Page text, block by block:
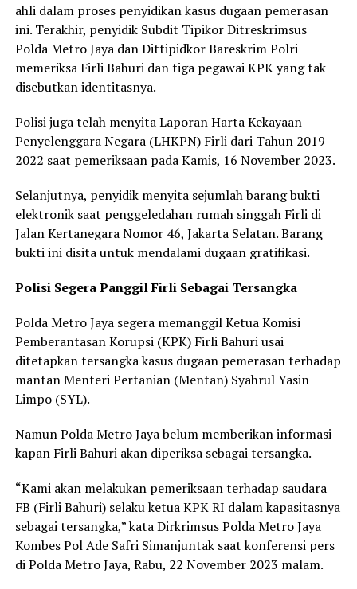
ahli dalam proses penyidikan kasus dugaan pemerasan
ini. Terakhir, penyidik Subdit Tipikor Ditreskrimsus
Polda Metro Jaya dan Dittipidkor Bareskrim Polri
memeriksa Firli Bahuri dan tiga pegawai KPK yang tak
disebutkan identitasnya.
Polisi juga telah menyita Laporan Harta Kekayaan
Penyelenggara Negara (LHKPN) Firli dari Tahun 2019-
2022 saat pemeriksaan pada Kamis, 16 November 2023.
Selanjutnya, penyidik menyita sejumlah barang bukti
elektronik saat penggeledahan rumah singgah Firli di
Jalan Kertanegara Nomor 46, Jakarta Selatan. Barang
bukti ini disita untuk mendalami dugaan gratifikasi.
Polisi Segera Panggil Firli Sebagai Tersangka
Polda Metro Jaya segera memanggil Ketua Komisi
Pemberantasan Korupsi (KPK) Firli Bahuri usai
ditetapkan tersangka kasus dugaan pemerasan terhadap
mantan Menteri Pertanian (Mentan) Syahrul Yasin
Limpo (SYL).
Namun Polda Metro Jaya belum memberikan informasi
kapan Firli Bahuri akan diperiksa sebagai tersangka.
“Kami akan melakukan pemeriksaan terhadap saudara
FB (Firli Bahuri) selaku ketua KPK RI dalam kapasitasnya
sebagai tersangka,” kata Dirkrimsus Polda Metro Jaya
Kombes Pol Ade Safri Simanjuntak saat konferensi pers
di Polda Metro Jaya, Rabu, 22 November 2023 malam.